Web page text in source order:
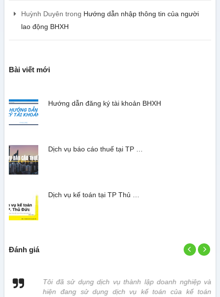
Huỳnh Duyên trong Hướng dẫn nhập thông tin của người
lao động BHXH
Bài viết mới
Hướng dẫn đăng ký tài khoản BHXH
Dịch vụ báo cáo thuế tại TP …
Dịch vụ kế toán tại TP Thủ …
Đánh giá
Tôi đã sử dụng dịch vụ thành lập doanh nghiệp và
hiện đang sử dụng dịch vụ kế toán của kế toán